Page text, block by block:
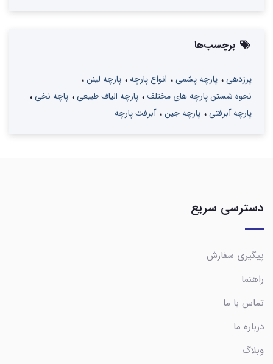
برچسب‌ها
پرزدهی پارچه پشمی انواع پارچه
پارچه لینن
نحوه شستن پارچه های مختلف
پارچه الیاف طبیعی
پاچه نخی
پارچه آبرفتی
پارچه جین آبرفت پارچه
دسترسی سریع
پیگیری سفارش
راهنما
تماس با ما
درباره ما
وبلاگ